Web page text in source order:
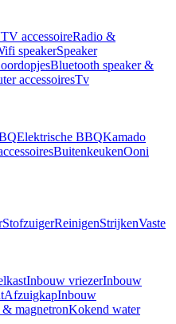
TV accessoireRadio &
speakerSpeaker
Bluetooth speaker &
accessoiresTv
Elektrische BBQKamado
BuitenkeukenOoni
StofzuigerReinigenStrijkenVaste
Inbouw vriezerInbouw
AfzuigkapInbouw
magnetronKokend water